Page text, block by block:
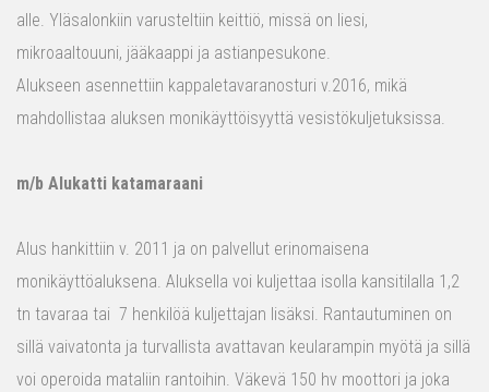
alle. Yläsalonkiin varusteltiin keittiö, missä on liesi,
mikroaaltouuni, jääkaappi ja astianpesukone.
Alukseen asennettiin kappaletavaranosturi v.2016, mikä
mahdollistaa aluksen monikäyttöisyyttä vesistökuljetuksissa.
m/b Alukatti katamaraani
Alus hankittiin v. 2011 ja on palvellut erinomaisena
monikäyttöaluksena. Aluksella voi kuljettaa isolla kansitilalla 1,2
tn tavaraa tai 7 henkilöä kuljettajan lisäksi. Rantautuminen on
sillä vaivatonta ja turvallista avattavan keularampin myötä ja sillä
voi operoida mataliin rantoihin. Väkevä 150 hv moottori ja joka